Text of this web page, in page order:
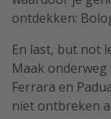
ontdekken:
En last, but not
Maak
Ferrara en
niet ontbreken